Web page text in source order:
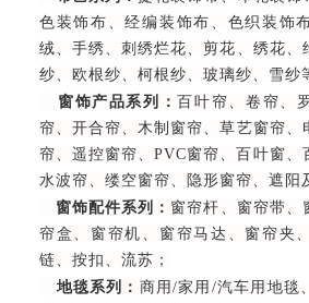
色装饰布、经编装饰布、色织装饰
绒、手绣、刺绣烂花、剪花、绣花、
纱、欧根纱、柯根纱、玻璃纱、雪纱
窗饰产品系列：百叶帘、卷帘、
帘、开合帘、木制窗帘、草艺窗帘、
帘、遥控窗帘、PVC窗帘、百叶窗、
水波帘、缕空窗帘、隐形窗帘、遮阳
窗饰配件系列： 窗帘杆、窗帘带、
帘盒、窗帘机、窗帘马达、窗帘夹
链、按扣、流苏；
地毯系列： 商用/家用/汽车用地毯